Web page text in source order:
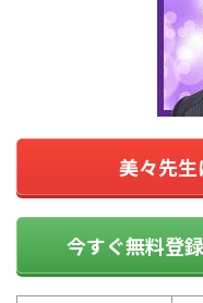
美々先生
今すぐ無料登